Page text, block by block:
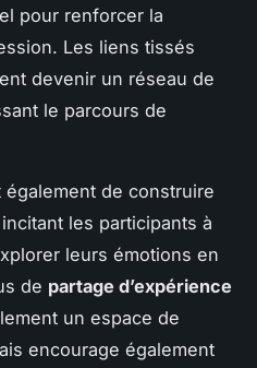
pour renforcer la
Les liens tissés
devenir un réseau de
le parcours de
de construire
les participants à
leurs émotions en
de partage d’expérience
un espace de
encourage également